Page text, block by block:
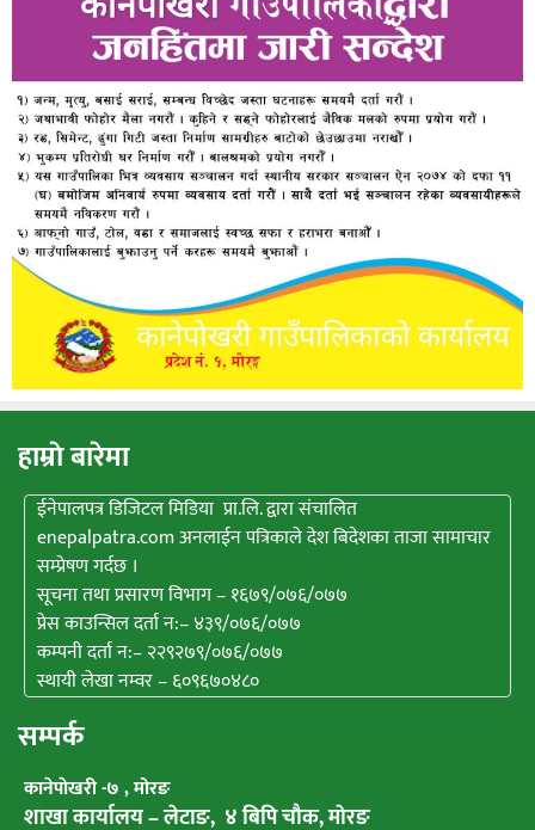
हाम्राे बारेमा
ईनेपालपत्र डिजिटल मिडिया प्रा.लि. द्वारा संचालित
enepalpatra.com अनलाईन पत्रिकाले देश बिदेशका ताजा सामाचार
सम्प्रेषण गर्दछ ।
सूचना तथा प्रसारण विभाग – १६७९/०७६/०७७
प्रेस काउन्सिल दर्ता न:– ४३९/०७६/०७७
कम्पनी दर्ता न:– २२९२७९/०७६/०७७
स्थायी लेखा नम्वर – ६०९६७०४८०
सम्पर्क
कानेपाेखरी -७ , मोरङ
शाखा कार्यालय – लेटाङ, ४ बिपि चाैक, माेरङ